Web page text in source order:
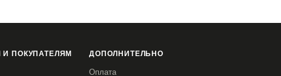
И ПОКУПАТЕЛЯМ ДОПОЛНИТЕЛЬНО
Оплата